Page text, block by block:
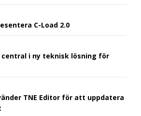
C-Load 2.0
i ny teknisk lösning för
TNE Editor för att uppdatera